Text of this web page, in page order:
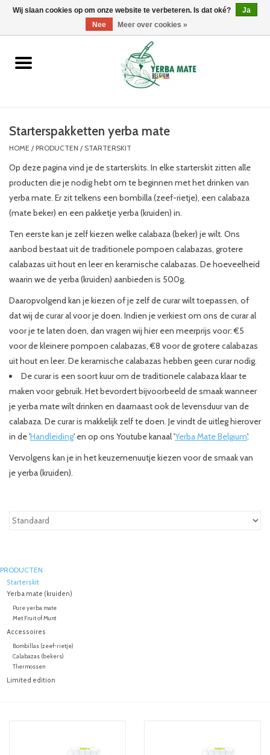
0 Artikelen - €0,00
Home
Producten
Merken
Starterspakketten yerba mate
HOME / PRODUCTEN / STARTERSKIT
Op deze pagina vind je de starterskits. In elke starterskit zitten alle
producten die je nodig hebt om te beginnen met het drinken van
yerba mate. Er zit telkens een bombilla (zeef-rietje), een calabaza
(mate beker) en een pakketje yerba (kruiden) in.
Ten eerste kan je zelf kiezen welke calabaza (beker) je wilt. Ons
aanbod bestaat uit de traditionele pompoen calabazas, grotere
calabazas uit hout en leer en keramische calabazas. De hoeveelheid
waarin we de yerba (kruiden) aanbieden is 500g.
Daaropvolgend kan je kiezen of je zelf de curar wilt toepassen, of
dat wij de curar al voor je doen. Indien je verkiest om ons de curar al
voor je te laten doen, dan vragen wij hier een meerprijs voor: €5
voor de kleinere pompoen calabazas, €8 voor de grotere calabazas
uit hout en leer. De keramische calabazas hebben geen curar nodig.
De curar is een soort kuur om de traditionele calabaza klaar te
maken voor gebruik. Het bevordert bijvoorbeeld de smaak wanneer
je yerba mate wilt drinken en daarnaast ook de levensduur van de
calabaza. De curar is makkelijk zelf te doen. Je vindt de uitleg hierover
in de 'Handleiding' en op ons Youtube kanaal 'Yerba Mate Belgium'.
Vervolgens kan je in het keuzemenuutje kiezen voor de smaak van
je yerba (kruiden).
PRODUCTEN
Starterskit
Yerba mate (kruiden)
Pure yerba mate
Met Fruit of Munt
Accessoires
Bombillas (zeef-rietje)
Calabazas (bekers)
Thermossen
Limited edition
Wij slaan cookies op om onze website te verbeteren. Is dat oké?
Ja
Nee
Meer over cookies »